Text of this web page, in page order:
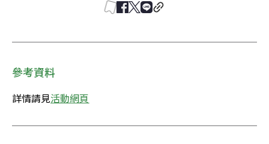
參考資料
詳情請見活動網頁